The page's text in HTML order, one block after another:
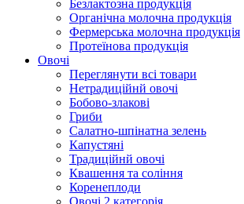
Безлактозна продукція
Органічна молочна продукція
Фермерська молочна продукція
Протеїнова продукція
Овочі
Переглянути всі товари
Нетрадиційнй овочі
Бобово-злакові
Гриби
Салатно-шпінатна зелень
Капустяні
Традиційнй овочі
Квашення та соління
Корeнеплоди
Овочі 2 категорія